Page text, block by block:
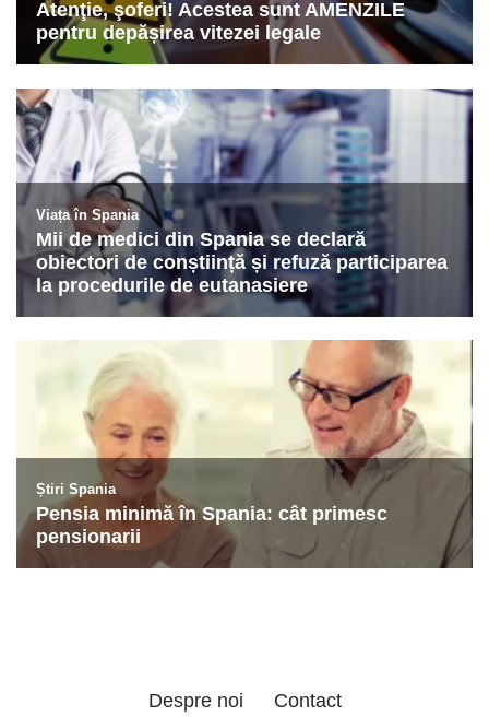
Despre noi Contact